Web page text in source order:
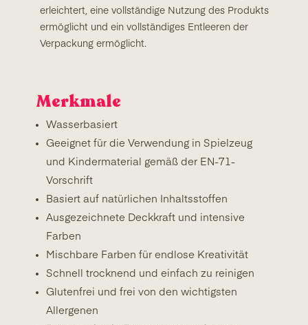
erleichtert, eine vollständige Nutzung des Produkts
ermöglicht und ein vollständiges Entleeren der
Verpackung ermöglicht.
Merkmale
Wasserbasiert
Geeignet für die Verwendung in Spielzeug
und Kindermaterial gemäß der EN-71-
Vorschrift
Basiert auf natürlichen Inhaltsstoffen
Ausgezeichnete Deckkraft und intensive
Farben
Mischbare Farben für endlose Kreativität
Schnell trocknend und einfach zu reinigen
Glutenfrei und frei von den wichtigsten
Allergenen